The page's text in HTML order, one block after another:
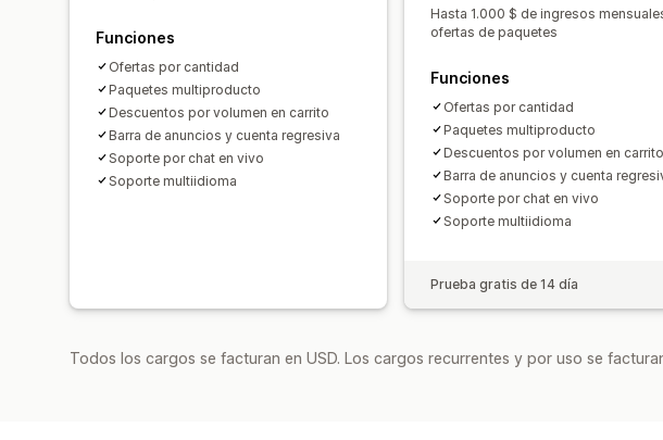
Funciones
Ofertas por cantidad
Paquetes multiproducto
Descuentos por volumen en carrito
Barra de anuncios y cuenta regresiva
Soporte por chat en vivo
Soporte multiidioma
Hasta 1.000 $ de ingresos
ofertas de paquetes
Funciones
Ofertas por cantidad
Paquetes multiproducto
Descuentos por volumen en carrito
Barra de anuncios y cuenta
Soporte por chat en vivo
Soporte multiidioma
Prueba gratis de 14 día
Todos los cargos se facturan en USD. Los cargos recurrentes y por uso se